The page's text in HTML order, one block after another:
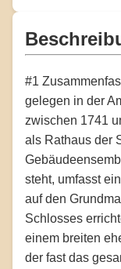
#1
gelegen in der
zwischen 1741
als Rathaus der
steht, umfasst
auf den
Schlosses
einem breiten
der fast das